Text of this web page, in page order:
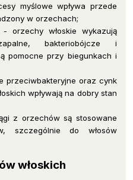
myślowe wpływa przede
w orzechach;
- orzechy włoskie wykazują
bakteriobójcze i
pomocne przy biegunkach i
przeciwbakteryjne oraz cynk
wpływają na dobry stan
z orzechów są stosowane
szczególnie do włosów
włoskich